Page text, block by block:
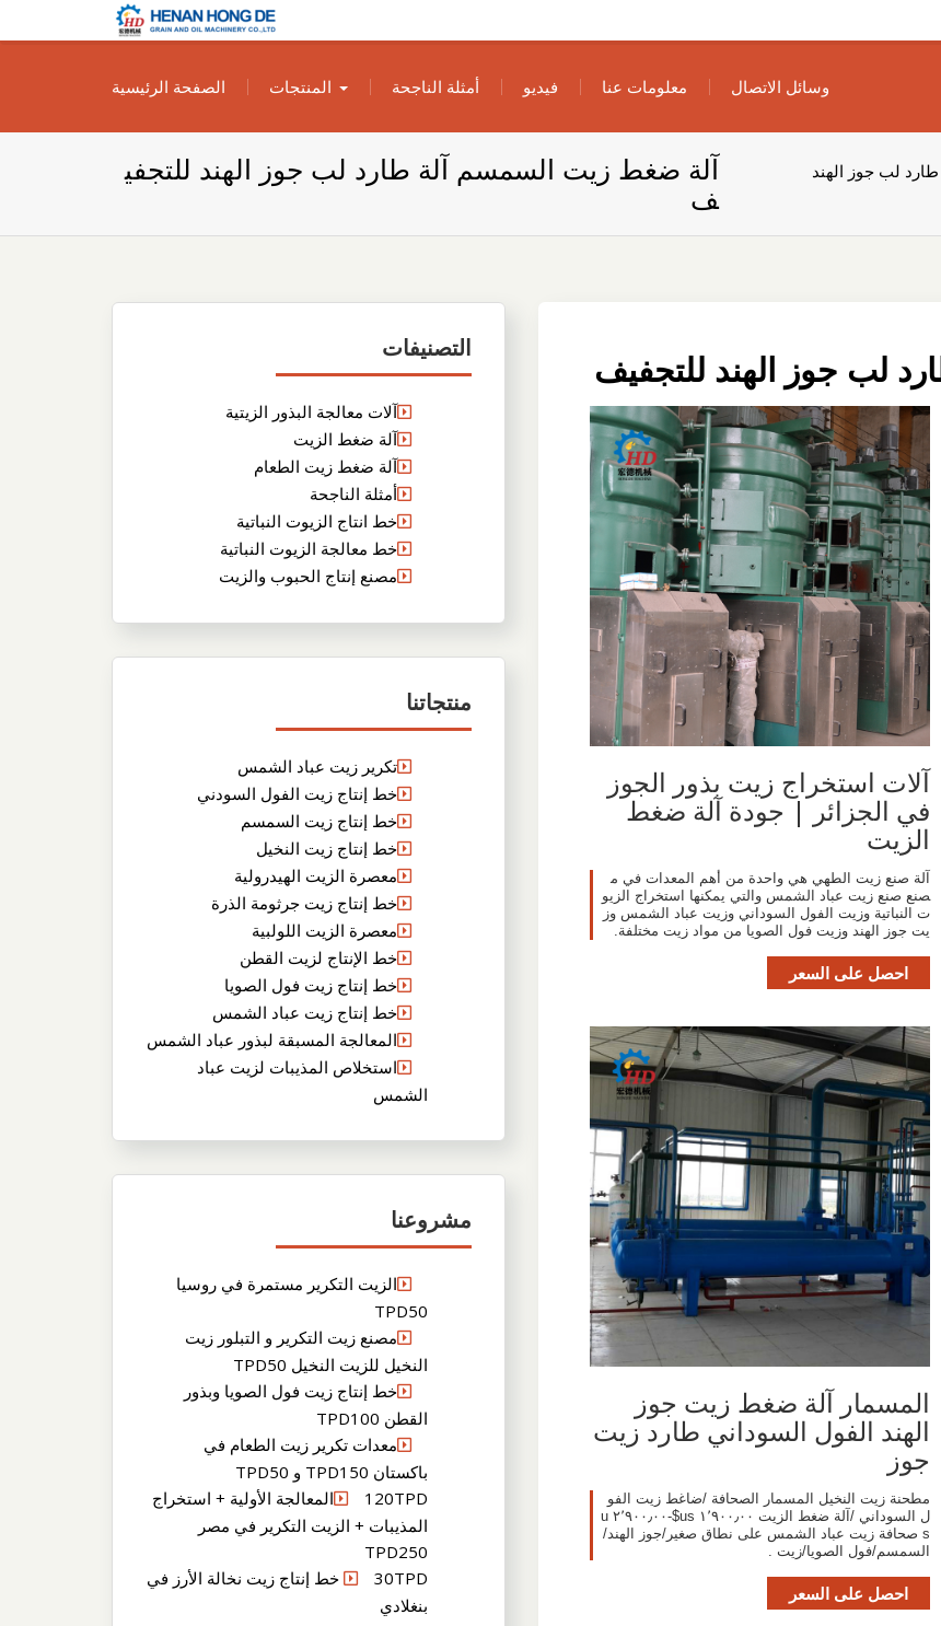
الزيوت النباتية
الخاص بك
الصفحة الرئيسية
المنتجات أمثلة الناجحة فيديو معلومات عنا وسائل الاتصال
آلة ضغط زيت السمسم آلة طارد لب جوز الهند للتجفي
ف
لب جوز الهند
التصنيفات
آلات معالجة البذور الزيتية
آلة ضغط الزيت
آلة ضغط زيت الطعام
أمثلة الناجحة
خط انتاج الزيوت النباتية
خط معالجة الزيوت النباتية
مصنع إنتاج الحبوب والزيت
منتجاتنا
تكرير زيت عباد الشمس
خط إنتاج زيت الفول السودني
خط إنتاج زيت السمسم
خط إنتاج زيت النخيل
معصرة الزيت الهيدرولية
خط إنتاج زيت جرثومة الذرة
معصرة الزيت اللولبية
خط الإنتاج لزيت القطن
خط إنتاج زيت فول الصويا
خط إنتاج زيت عباد الشمس
المعالجة المسبقة لبذور عباد الشمس
استخلاص المذيبات لزيت عباد
الشمس
مشروعنا
الزيت التكرير مستمرة في روسيا
TPD50
مصنع زيت التكرير و التبلور زيت
النخيل للزيت النخيل TPD50
خط إنتاج زيت فول الصويا وبذور
القطن TPD100
معدات تكرير زيت الطعام في
باكستان TPD150 و TPD50
120TPDالمعالجة الأولية + استخراج
المذيبات + الزيت التكرير في مصر
TPD250
30TPD خط إنتاج زيت نخالة الأرز في
بنغلادي
لب جوز الهند للتجفيف
آلات استخراج زيت بذور الجوز
في الجزائر | جودة آلة ضغط
الزيت
آلة صنع زيت الطهي هي واحدة من أهم المعدات في م
صنع صنع زيت عباد الشمس والتي يمكنها استخراج الزيو
ت النباتية وزيت الفول السوداني وزيت عباد الشمس وز
يت جوز الهند وزيت فول الصويا من مواد زيت مختلفة.
احصل على السعر
المسمار آلة ضغط زيت جوز
الهند الفول السوداني طارد زيت
جوز
مطحنة زيت النخيل المسمار الصحافة /ضاغط زيت الفو
ل السوداني /آلة ضغط الزيت ١٬٩٠٠٫٠٠ us$-٢٬٩٠٠٫٠٠ u
s صحافة زيت عباد الشمس على نطاق صغير/جوز الهند/
السمسم/فول الصويا/زيت .
احصل على السعر